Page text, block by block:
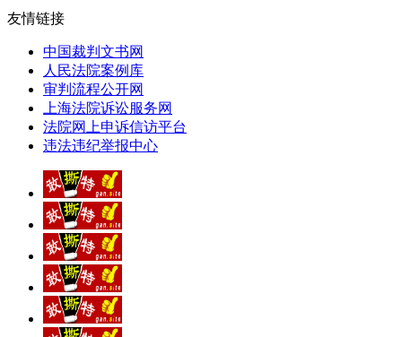
友情链接
中国裁判文书网
人民法院案例库
审判流程公开网
上海法院诉讼服务网
法院网上申诉信访平台
违法违纪举报中心